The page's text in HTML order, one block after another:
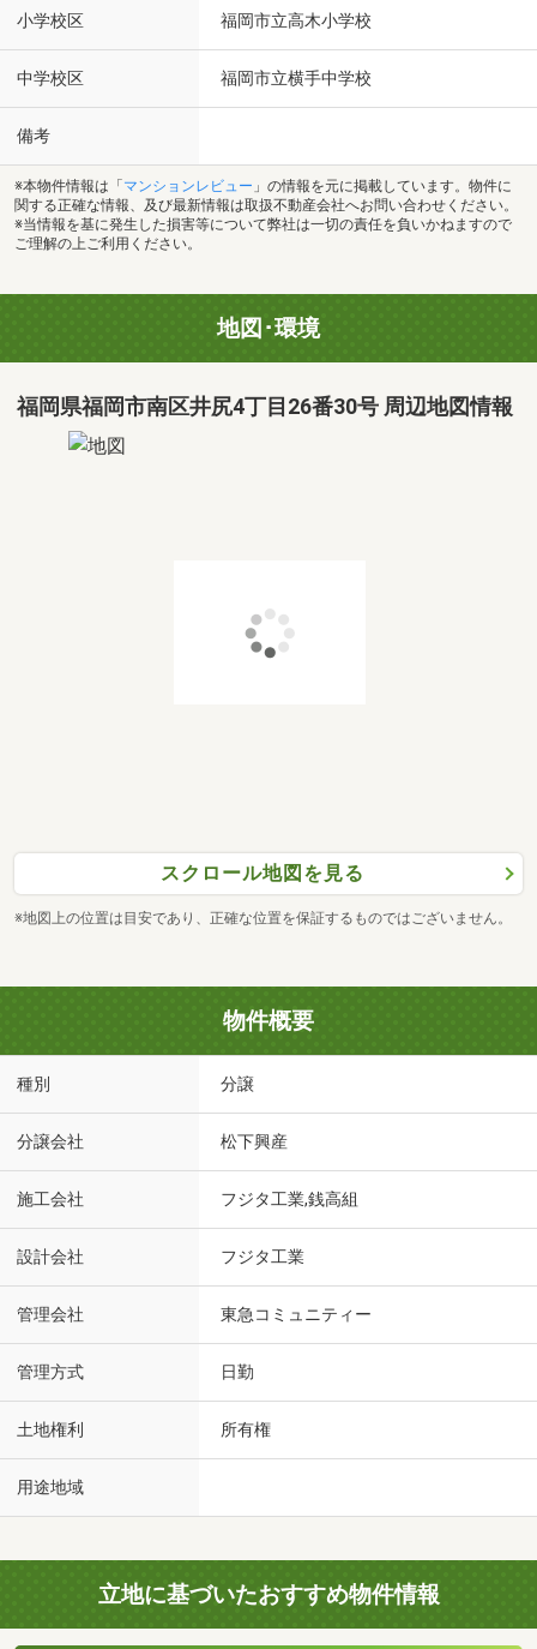
小学校区 福岡市立高木小学校
中学校区 福岡市立横手中学校
備考
※本物件情報は「 マンションレビュー 」の情報を元に掲載しています。物件に
関する正確な情報、及び最新情報は取扱不動産会社へお問い合わせください。
※当情報を基に発生した損害等について弊社は一切の責任を負いかねますので
ご理解の上ご利用ください。
地図･環境
福岡県福岡市南区井尻4丁目26番30号 周辺地図情報
スクロール地図を見る
※地図上の位置は目安であり、正確な位置を保証するものではございません。
物件概要
種別 分譲
分譲会社 松下興産
施工会社 フジタ工業,銭高組
設計会社 フジタ工業
管理会社 東急コミュニティー
管理方式 日勤
土地権利 所有権
用途地域
立地に基づいたおすすめ物件情報